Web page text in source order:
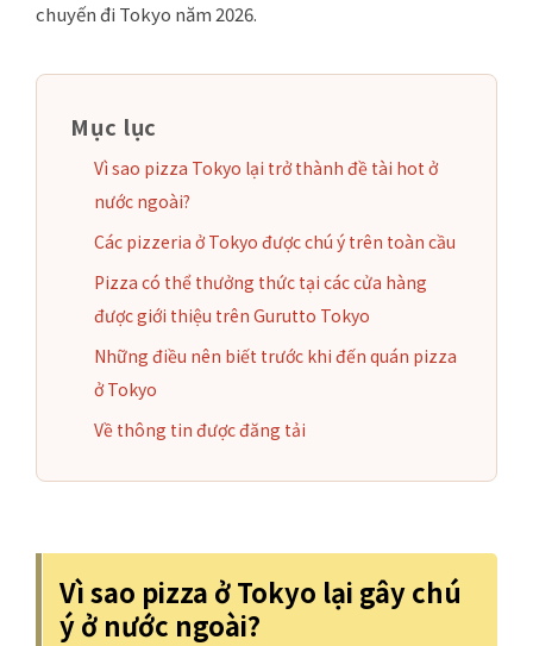
chuyến đi Tokyo năm 2026.
Mục lục
Vì sao pizza Tokyo lại trở thành đề tài hot ở
nước ngoài?
Các pizzeria ở Tokyo được chú ý trên toàn cầu
Pizza có thể thưởng thức tại các cửa hàng
được giới thiệu trên Gurutto Tokyo
Những điều nên biết trước khi đến quán pizza
ở Tokyo
Về thông tin được đăng tải
Vì sao pizza ở Tokyo lại gây chú
ý ở nước ngoài?